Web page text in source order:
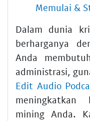
Memulai &
Dalam dunia
berharganya
Anda
administrasi,
Edit Audio
mining Anda.